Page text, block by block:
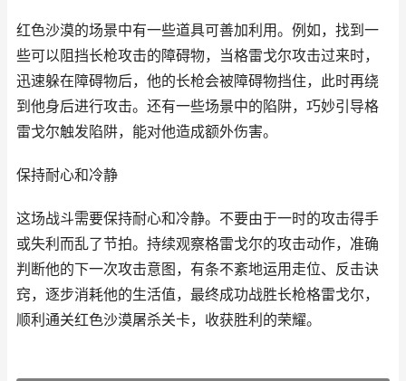
红色沙漠的场景中有一些道具可善加利用。例如，找到一
些可以阻挡长枪攻击的障碍物，当格雷戈尔攻击过来时，
迅速躲在障碍物后，他的长枪会被障碍物挡住，此时再绕
到他身后进行攻击。还有一些场景中的陷阱，巧妙引导格
雷戈尔触发陷阱，能对他造成额外伤害。
保持耐心和冷静
这场战斗需要保持耐心和冷静。不要由于一时的攻击得手
或失利而乱了节拍。持续观察格雷戈尔的攻击动作，准确
判断他的下一次攻击意图，有条不紊地运用走位、反击诀
窍，逐步消耗他的生活值，最终成功战胜长枪格雷戈尔，
顺利通关红色沙漠屠杀关卡，收获胜利的荣耀。